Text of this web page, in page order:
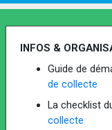
INFOS &
Guide de
de collecte
La checklist
collecte